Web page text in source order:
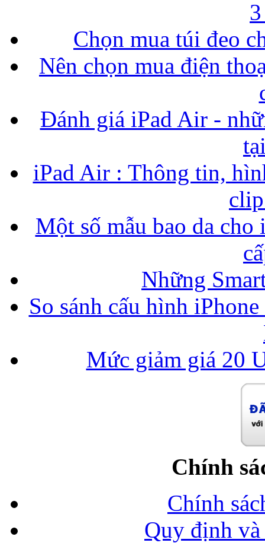
Chọn mua túi đeo
Nên chọn mua điện
Đánh giá iPad Air -
iPad Air : Thông tin,
Một số mẫu bao da
Những
So sánh cấu hình
Mức giảm giá 20
Chính
Chính
Quy định